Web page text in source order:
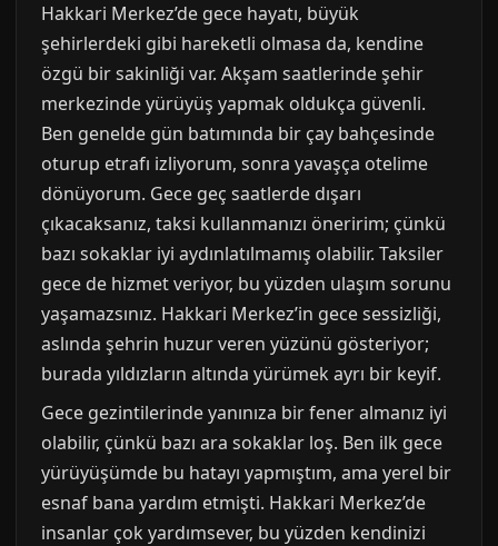
Hakkari Merkez’de gece hayatı, büyük
şehirlerdeki gibi hareketli olmasa da, kendine
özgü bir sakinliği var. Akşam saatlerinde şehir
merkezinde yürüyüş yapmak oldukça güvenli.
Ben genelde gün batımında bir çay bahçesinde
oturup etrafı izliyorum, sonra yavaşça otelime
dönüyorum. Gece geç saatlerde dışarı
çıkacaksanız, taksi kullanmanızı öneririm; çünkü
bazı sokaklar iyi aydınlatılmamış olabilir. Taksiler
gece de hizmet veriyor, bu yüzden ulaşım sorunu
yaşamazsınız. Hakkari Merkez’in gece sessizliği,
aslında şehrin huzur veren yüzünü gösteriyor;
burada yıldızların altında yürümek ayrı bir keyif.
Gece gezintilerinde yanınıza bir fener almanız iyi
olabilir, çünkü bazı ara sokaklar loş. Ben ilk gece
yürüyüşümde bu hatayı yapmıştım, ama yerel bir
esnaf bana yardım etmişti. Hakkari Merkez’de
insanlar çok yardımsever, bu yüzden kendinizi